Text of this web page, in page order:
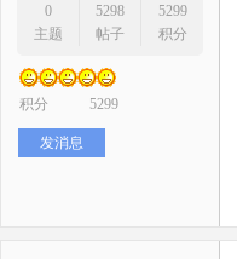
0
主题
5298
帖子
5299
积分
积分 5299
发消息